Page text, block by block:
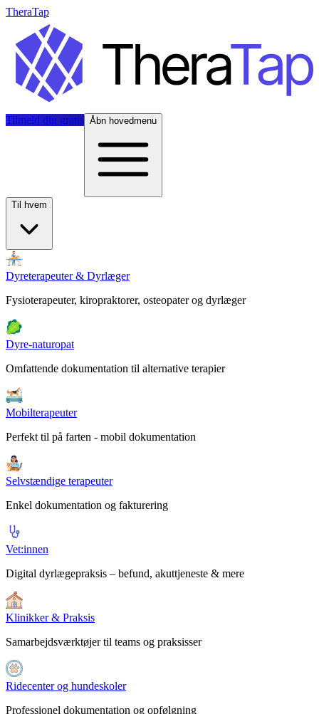
TheraTap
Tilmeld dig gratis Åbn hovedmenu
Til hvem
Dyreterapeuter & Dyrlæger
Fysioterapeuter, kiropraktorer, osteopater og dyrlæger
Dyre-naturopat
Omfattende dokumentation til alternative terapier
Mobilterapeuter
Perfekt til på farten - mobil dokumentation
Selvstændige terapeuter
Enkel dokumentation og fakturering
Vet:innen
Digital dyrlægepraksis – befund, akuttjeneste & mere
Klinikker & Praksis
Samarbejdsværktøjer til teams og praksisser
Ridecenter og hundeskoler
Professionel dokumentation og opfølgning